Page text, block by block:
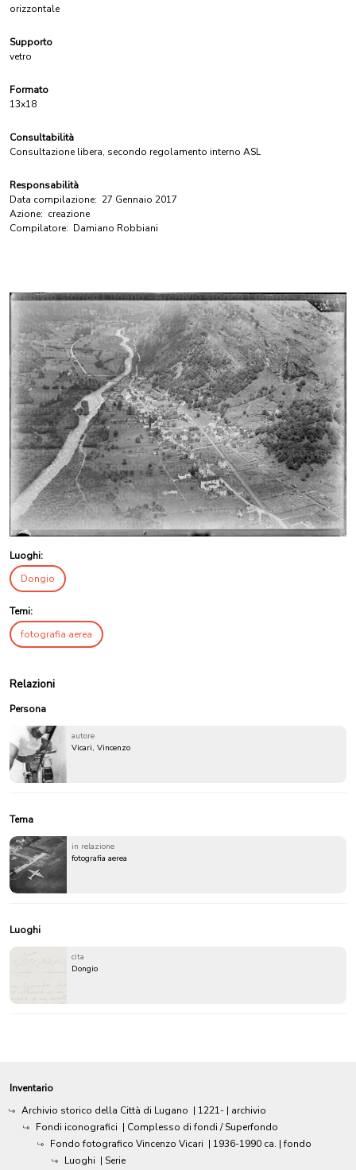
orizzontale
Supporto
vetro
Formato
13x18
Consultabilità
Consultazione libera, secondo regolamento interno ASL
Responsabilità
Data compilazione: 27 Gennaio 2017
Azione: creazione
Compilatore: Damiano Robbiani
Luoghi:
Dongio
Temi:
fotografia aerea
Relazioni
Persona
autore
Vicari, Vincenzo
Tema
in relazione
fotografia aerea
Luoghi
cita
Dongio
Inventario
Archivio storico della Città di Lugano | 1221- | archivio
Fondi iconografici | Complesso di fondi / Superfondo
Fondo fotografico Vincenzo Vicari | 1936-1990 ca. | fondo
Luoghi | Serie